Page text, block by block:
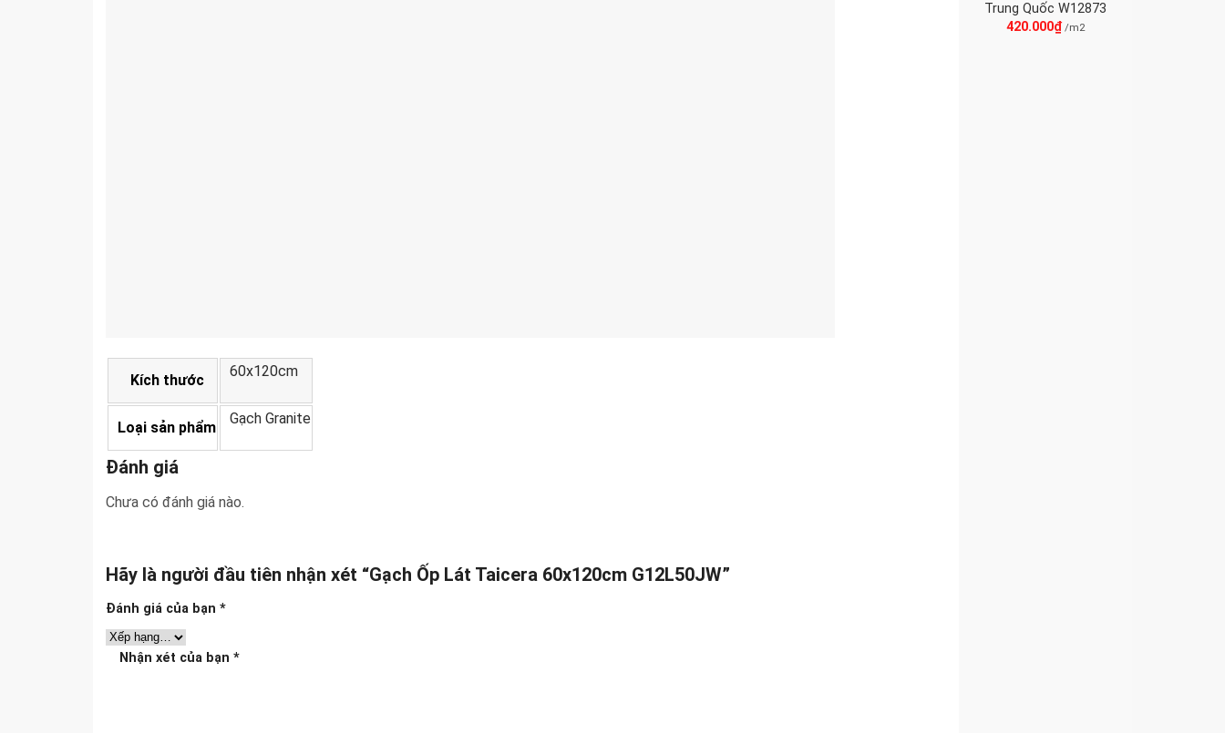
Kích thước
60x120cm
Loại sản phẩm
Gạch Granite
Đánh giá
Chưa có đánh giá nào.
Hãy là người đầu tiên nhận xét “Gạch Ốp Lát Taicera 60x120cm G12L50JW”
Đánh giá của bạn *
Nhận xét của bạn *
Trung Quốc W12873
420.000₫/m2